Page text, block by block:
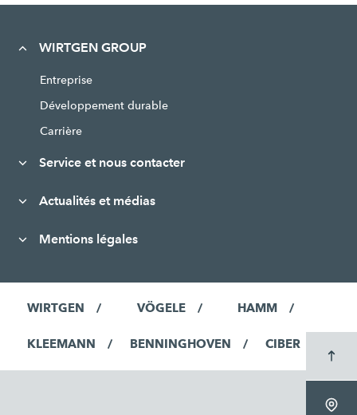
WIRTGEN GROUP
Entreprise
Développement durable
Carrière
Service et nous contacter
Actualités et médias
Mentions légales
WIRTGEN VÖGELE HAMM
KLEEMANN BENNINGHOVEN CIBER